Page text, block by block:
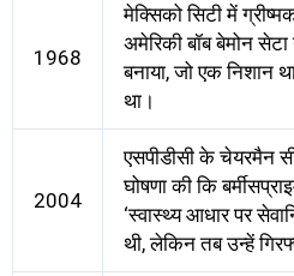
1968
मेक्सिको सिटी में
अमेरिकी बॉब बेमोन सेटा
बनाया, जो एक निशान
था।
2004
एसपीडीसी के चेयरमैन
घोषणा की कि
‘स्वास्थ्य आधार पर
थी, लेकिन तब उन्हें